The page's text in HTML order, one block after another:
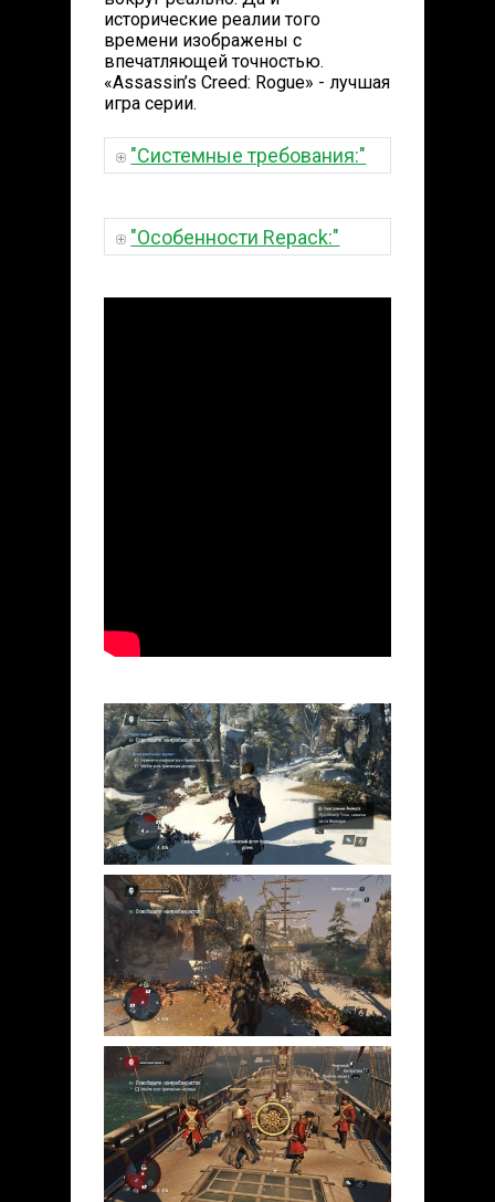
исторические реалии того
времени изображены с
впечатляющей точностью.
«Assassin’s Creed: Rogue» - лучшая
игра серии.
"Системные требования:"
"Особенности Repack:"